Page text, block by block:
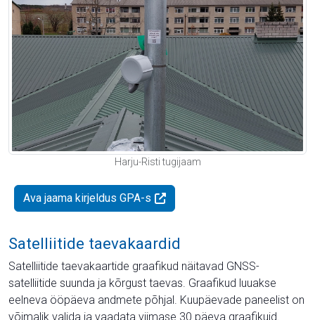
Harju-Risti tugijaam
Ava jaama kirjeldus GPA-s
Satelliitide taevakaardid
Satelliitide taevakaartide graafikud näitavad GNSS-
satelliitide suunda ja kõrgust taevas. Graafikud luuakse
eelneva ööpäeva andmete põhjal. Kuupäevade paneelist on
võimalik valida ja vaadata viimase 30 päeva graafikuid.